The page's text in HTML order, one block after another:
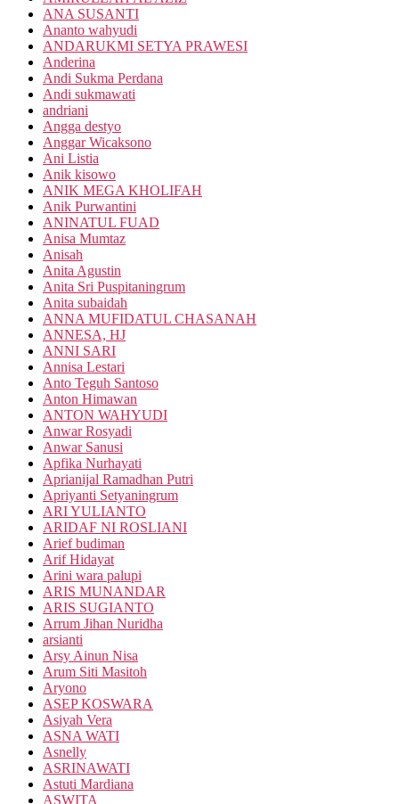
ANA SUSANTI
Ananto wahyudi
ANDARUKMI SETYA PRAWESI
Anderina
Andi Sukma Perdana
Andi sukmawati
andriani
Angga destyo
Anggar Wicaksono
Ani Listia
Anik kisowo
ANIK MEGA KHOLIFAH
Anik Purwantini
ANINATUL FUAD
Anisa Mumtaz
Anisah
Anita Agustin
Anita Sri Puspitaningrum
Anita subaidah
ANNA MUFIDATUL CHASANAH
ANNESA, HJ
ANNI SARI
Annisa Lestari
Anto Teguh Santoso
Anton Himawan
ANTON WAHYUDI
Anwar Rosyadi
Anwar Sanusi
Apfika Nurhayati
Aprianijal Ramadhan Putri
Apriyanti Setyaningrum
ARI YULIANTO
ARIDAF NI ROSLIANI
Arief budiman
Arif Hidayat
Arini wara palupi
ARIS MUNANDAR
ARIS SUGIANTO
Arrum Jihan Nuridha
arsianti
Arsy Ainun Nisa
Arum Siti Masitoh
Aryono
ASEP KOSWARA
Asiyah Vera
ASNA WATI
Asnelly
ASRINAWATI
Astuti Mardiana
ASWITA